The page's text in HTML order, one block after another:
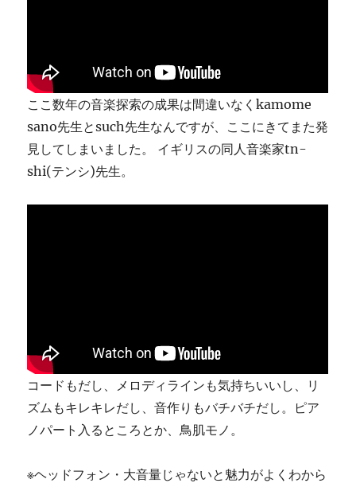
ここ数年の音楽探索の成果は間違いなくkamome
sano先生とsuch先生なんですが、ここにきてまた発
見してしまいました。 イギリスの同人音楽家tn-
shi(テンシ)先生。
コードもだし、メロディラインも気持ちいいし、リ
ズムもキレキレだし、音作りもバチバチだし。ピア
ノパート入るところとか、鳥肌モノ。
※ヘッドフォン・大音量じゃないと魅力がよくわから